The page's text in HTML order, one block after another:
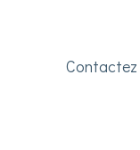
Contactez